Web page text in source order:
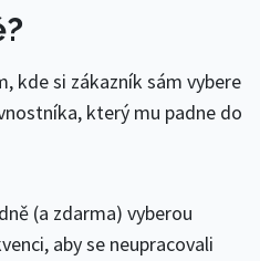
kde si zákazník sám vybere
který mu padne do
(a zdarma) vyberou
aby se neupracovali